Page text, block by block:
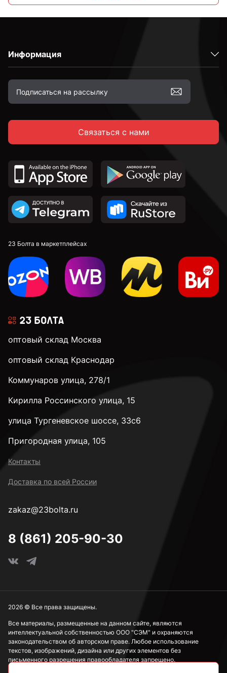
Высокопрочные
С полной резьбой
С неполной резьбой
DIN 912 с внутренним шестигранником и
цилиндрической головкой
DIN 7991 c потайной головкой и внутренним
шестигранником
DIN 913 установочные с внутренним шестигранником
к.п. 4,8
к.п. 10,9
к.п. 12,9
М3
М5
Информация
Связаться с нами
23 Болта в маркетплейсах
оптовый склад Москва
оптовый склад Краснодар
Коммунаров улица, 278/1
Кирилла Россинского улица, 15
улица Тургеневское шоссе, 33с6
Пригородная улица, 105
Контакты
Доставка по всей России
zakaz@23bolta.ru
8 (861) 205-90-30
Все материалы, размещенные на данном сайте, являются
интеллектуальной собственностью ООО "СЭМ" и охраняются
законодательством об авторском праве. Любое использование
текстов, изображений, дизайна или других элементов без
письменного разрешения правообладателя запрещено.
2026 © Все права защищены.